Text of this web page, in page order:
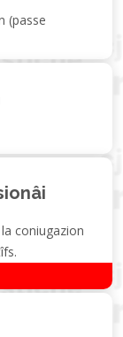
(passe
coniugazion